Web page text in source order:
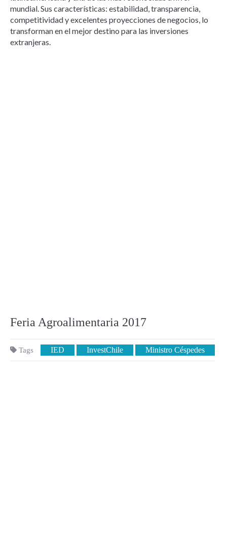
mundial. Sus características: estabilidad, transparencia,
competitividad y excelentes proyecciones de negocios, lo
transforman en el mejor destino para las inversiones
extranjeras.
Feria Agroalimentaria 2017
Tags IED InvestChile Ministro Céspedes